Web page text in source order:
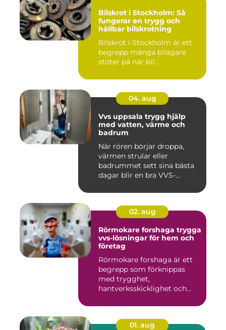
Bilskrot i Stockholm: Så
fungerar en trygg och
hållbar bilskrotning
Bilskrot i Stockholm är ett
begrepp många bilägare
stöter på när bil...
04. aug
Vvs uppsala trygg hjälp
med vatten, värme och
badrum
När rören börjar droppa,
värmen strular eller
badrummet sett sina bästa
dagar blir en bra VVS-
02. aug
Rörmokare forshaga trygga
vvs-lösningar för hem och
företag
Rörmokare forshaga är ett
begrepp som förknippas
med trygghet,
hantverksskicklighet och
01. aug